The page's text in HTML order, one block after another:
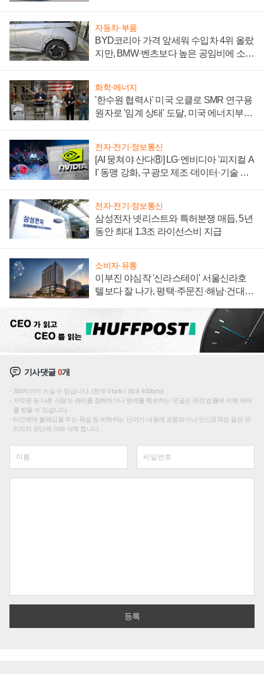
자동차·부품
BYD코리아 가격 앞세워 수입차 4위 올랐
지만, BMW·벤츠보다 높은 공임비에 소비
화학·에너지
'한수원 협력사' 미국 오클로 SMR 연구용
원자로 '임계 상태' 도달, 미국 에너지부
전자·전기·정보통신
[AI 뭉쳐야 산다⑧] LG·엔비디아 '피지컬 A
I' 동맹 강화, 구광모 제조·데이터·기술 결
전자·전기·정보통신
삼성전자 넷리스트와 특허분쟁 매듭, 5년
동안 최대 1.3조 라이선스비 지급
소비자·유통
이부진 야심작 '신라스테이' 서울신라호
텔보다 잘 나가, 평택·주문진·해남·건대로
기사댓글0개
200자까지 쓰실 수 있습니다. (현재 0 byte / 최대 400byte)
저작권 등 다른 사람의 권리를 침해하거나 명예를 훼손하는 댓글은 관련 법률에 의해 제재
를 받을 수 있습니다.
타인에게 불쾌감을 주는 욕설 등 비하하는 단어가 내용에 포함되거나 인신공격성 글은 관
리자의 판단에 의해 삭제 합니다.